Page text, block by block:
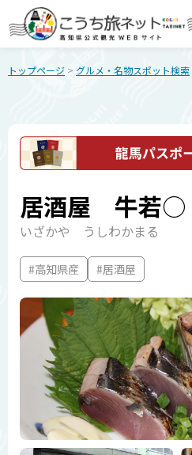
トップページ > グルメ・名物スポット検索
居酒屋 牛若○
いざかや うしわかまる
#高知県産 #居酒屋